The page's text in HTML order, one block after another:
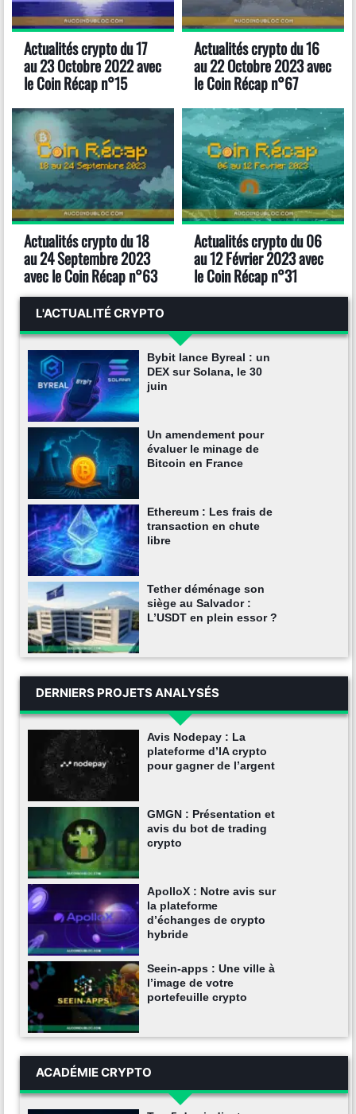
Actualités crypto du 17
au 23 Octobre 2022 avec
le Coin Récap n°15
Actualités crypto du 16
au 22 Octobre 2023 avec
le Coin Récap n°67
Actualités crypto du 18
au 24 Septembre 2023
avec le Coin Récap n°63
Actualités crypto du 06
au 12 Février 2023 avec
le Coin Récap n°31
L'ACTUALITÉ CRYPTO
Bybit lance Byreal : un
DEX sur Solana, le 30
juin
Un amendement pour
évaluer le minage de
Bitcoin en France
Ethereum : Les frais de
transaction en chute
libre
Tether déménage son
siège au Salvador :
L’USDT en plein essor ?
DERNIERS PROJETS ANALYSÉS
Avis Nodepay : La
plateforme d’IA crypto
pour gagner de l’argent
GMGN : Présentation et
avis du bot de trading
crypto
ApolloX : Notre avis sur
la plateforme
d’échanges de crypto
hybride
Seein-apps : Une ville à
l’image de votre
portefeuille crypto
ACADÉMIE CRYPTO